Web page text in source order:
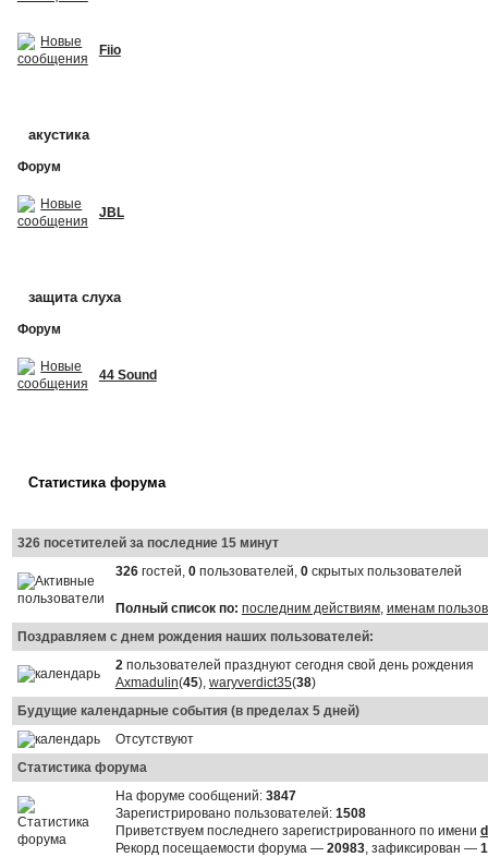
Fiio
акустика
Форум
JBL
защита слуха
Форум
44 Sound
Статистика форума
326 посетителей за последние 15 минут
326гостей, 0пользователей, 0скрытых пользователей
Полный список по: последним действиям, именам
Поздравляем с днем рождения наших пользователей:
2пользователей празднуют сегодня свой день рождения
Axmadulin(45), waryverdict35(38)
Будущие календарные события (в пределах 5 дней)
Отсутствуют
Статистика форума
На форуме сообщений: 3847
Зарегистрировано пользователей: 1508
Приветствуем последнего зарегистрированного по имени
Рекорд посещаемости форума — 20983, зафиксирован —